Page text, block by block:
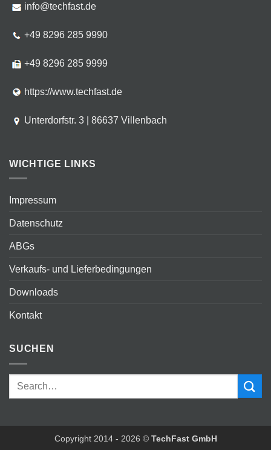
info@techfast.de
+49 8296 285 9990
+49 8296 285 9999
https://www.techfast.de
Unterdorfstr. 3 | 86637 Villenbach
WICHTIGE LINKS
Impressum
Datenschutz
ABGs
Verkaufs- und Lieferbedingungen
Downloads
Kontakt
SUCHEN
Copyright 2014 - 2026 © TechFast GmbH